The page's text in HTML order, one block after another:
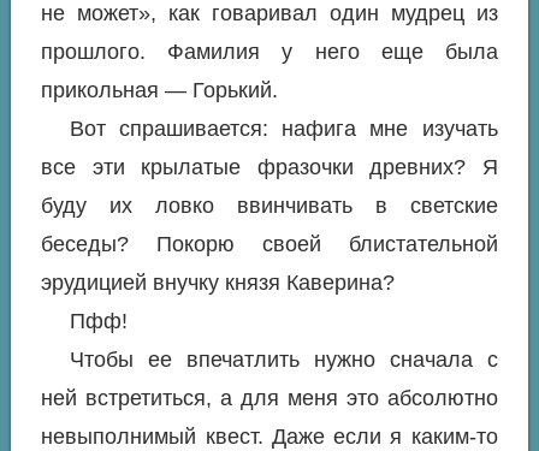
не может», как говаривал один мудрец из
прошлого. Фамилия у него еще была
прикольная — Горький.
Вот спрашивается: нафига мне изучать
все эти крылатые фразочки древних? Я
буду их ловко ввинчивать в светские
беседы? Покорю своей блистательной
эрудицией внучку князя Каверина?
Пфф!
Чтобы ее впечатлить нужно сначала с
ней встретиться, а для меня это абсолютно
невыполнимый квест. Даже если я каким-то